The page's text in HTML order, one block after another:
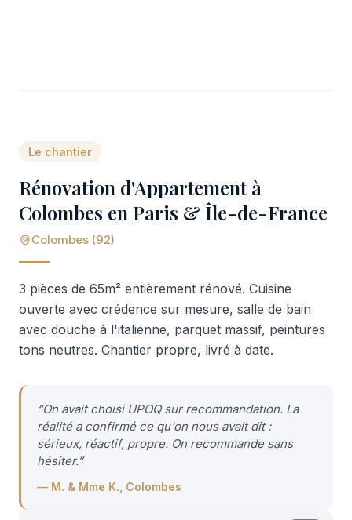
Le chantier
Rénovation d'Appartement à
Colombes en Paris & Île-de-France
Colombes (92)
3 pièces de 65m² entièrement rénové. Cuisine
ouverte avec crédence sur mesure, salle de bain
avec douche à l'italienne, parquet massif, peintures
tons neutres. Chantier propre, livré à date.
“On avait choisi UPOQ sur recommandation. La
réalité a confirmé ce qu'on nous avait dit :
sérieux, réactif, propre. On recommande sans
hésiter.”
— M. & Mme K., Colombes